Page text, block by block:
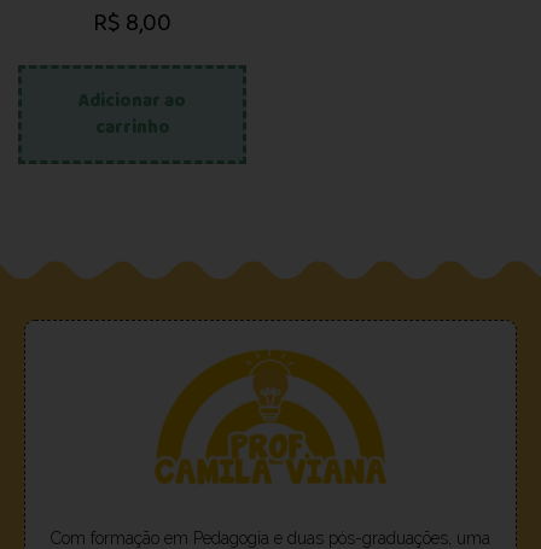
R$8,00
Adicionar ao
carrinho
Com formação em Pedagogia e duas pós-graduações, uma